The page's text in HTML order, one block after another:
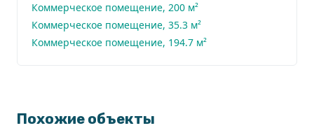
Коммерческое помещение, 200 м²
Коммерческое помещение, 35.3 м²
Коммерческое помещение, 194.7 м²
Похожие объекты